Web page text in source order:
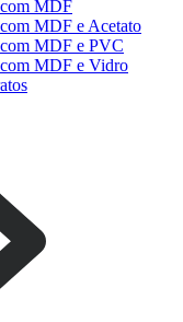
MDF
MDF e Acetato
MDF e PVC
MDF e Vidro